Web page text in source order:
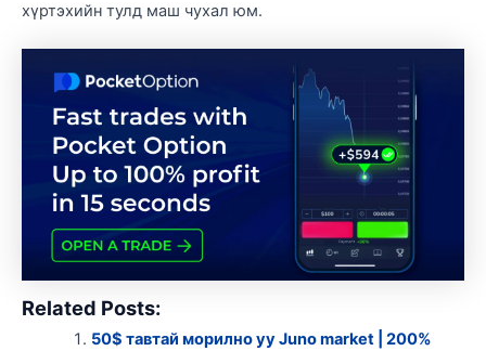
хүртэхийн тулд маш чухал юм.
Related Posts:
50$ тавтай морилно уу Juno market | 200%